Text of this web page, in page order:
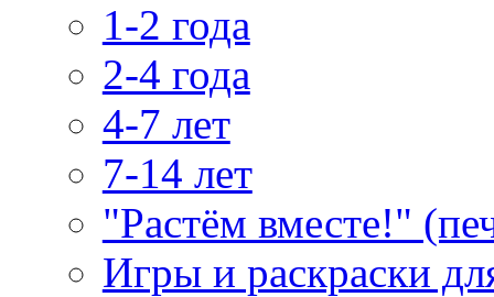
1-2 года
2-4 года
4-7 лет
7-14 лет
"Растём вместе!"
Игры и раскраски